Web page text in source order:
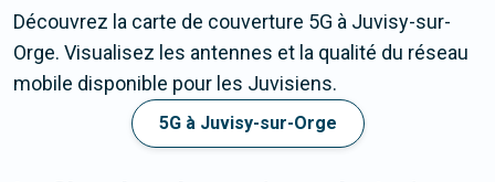
Découvrez la carte de couverture 5G à Juvisy-sur-
Orge. Visualisez les antennes et la qualité du réseau
mobile disponible pour les Juvisiens.
5G à Juvisy-sur-Orge